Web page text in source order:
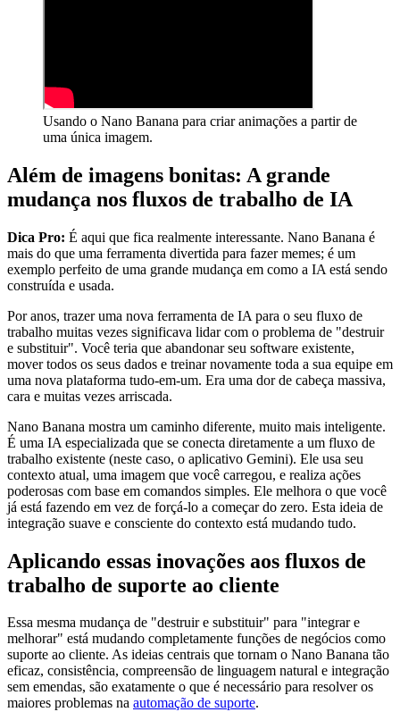
Usando o Nano Banana para criar animações a partir de
uma única imagem.
Além de imagens bonitas: A grande
mudança nos fluxos de trabalho de IA
Dica Pro: É aqui que fica realmente interessante. Nano Banana é
mais do que uma ferramenta divertida para fazer memes; é um
exemplo perfeito de uma grande mudança em como a IA está sendo
construída e usada.
Por anos, trazer uma nova ferramenta de IA para o seu fluxo de
trabalho muitas vezes significava lidar com o problema de "destruir
e substituir". Você teria que abandonar seu software existente,
mover todos os seus dados e treinar novamente toda a sua equipe em
uma nova plataforma tudo-em-um. Era uma dor de cabeça massiva,
cara e muitas vezes arriscada.
Nano Banana mostra um caminho diferente, muito mais inteligente.
É uma IA especializada que se conecta diretamente a um fluxo de
trabalho existente (neste caso, o aplicativo Gemini). Ele usa seu
contexto atual, uma imagem que você carregou, e realiza ações
poderosas com base em comandos simples. Ele melhora o que você
já está fazendo em vez de forçá-lo a começar do zero. Esta ideia de
integração suave e consciente do contexto está mudando tudo.
Aplicando essas inovações aos fluxos de
trabalho de suporte ao cliente
Essa mesma mudança de "destruir e substituir" para "integrar e
melhorar" está mudando completamente funções de negócios como
suporte ao cliente. As ideias centrais que tornam o Nano Banana tão
eficaz, consistência, compreensão de linguagem natural e integração
sem emendas, são exatamente o que é necessário para resolver os
maiores problemas na automação de suporte.